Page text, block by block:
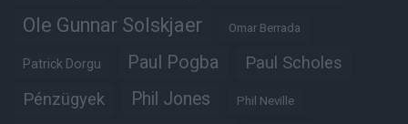
Ole Gunnar Solskjaer Omar Berrada
Patrick Dorgu Paul Pogba Paul Scholes
Pénzügyek Phil Jones Phil Neville